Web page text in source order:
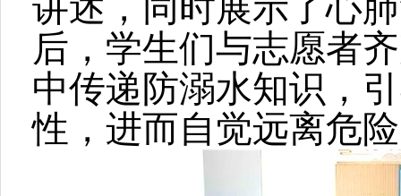
后，学生们与志愿者
中传递防溺水知识，
性，进而自觉远离危